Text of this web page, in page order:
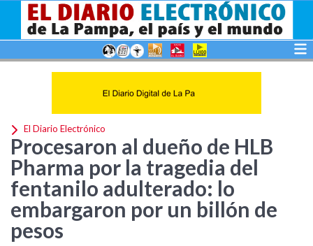
El Diario Electrónico
Procesaron al dueño de HLB
Pharma por la tragedia del
fentanilo adulterado: lo
embargaron por un billón de
pesos